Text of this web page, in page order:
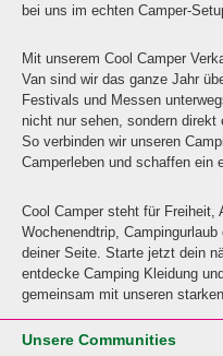
bei uns im echten Camper-
Mit unserem Cool Camper
Van sind wir das ganze Jahr
Festivals und Messen
nicht nur sehen, sondern direkt
So verbinden wir unseren
Camperleben und schaffen ein
Cool Camper steht für Freiheit,
Wochenendtrip,
deiner Seite. Starte jetzt dein
entdecke Camping Kleidung
gemeinsam mit unseren
Unsere Communities